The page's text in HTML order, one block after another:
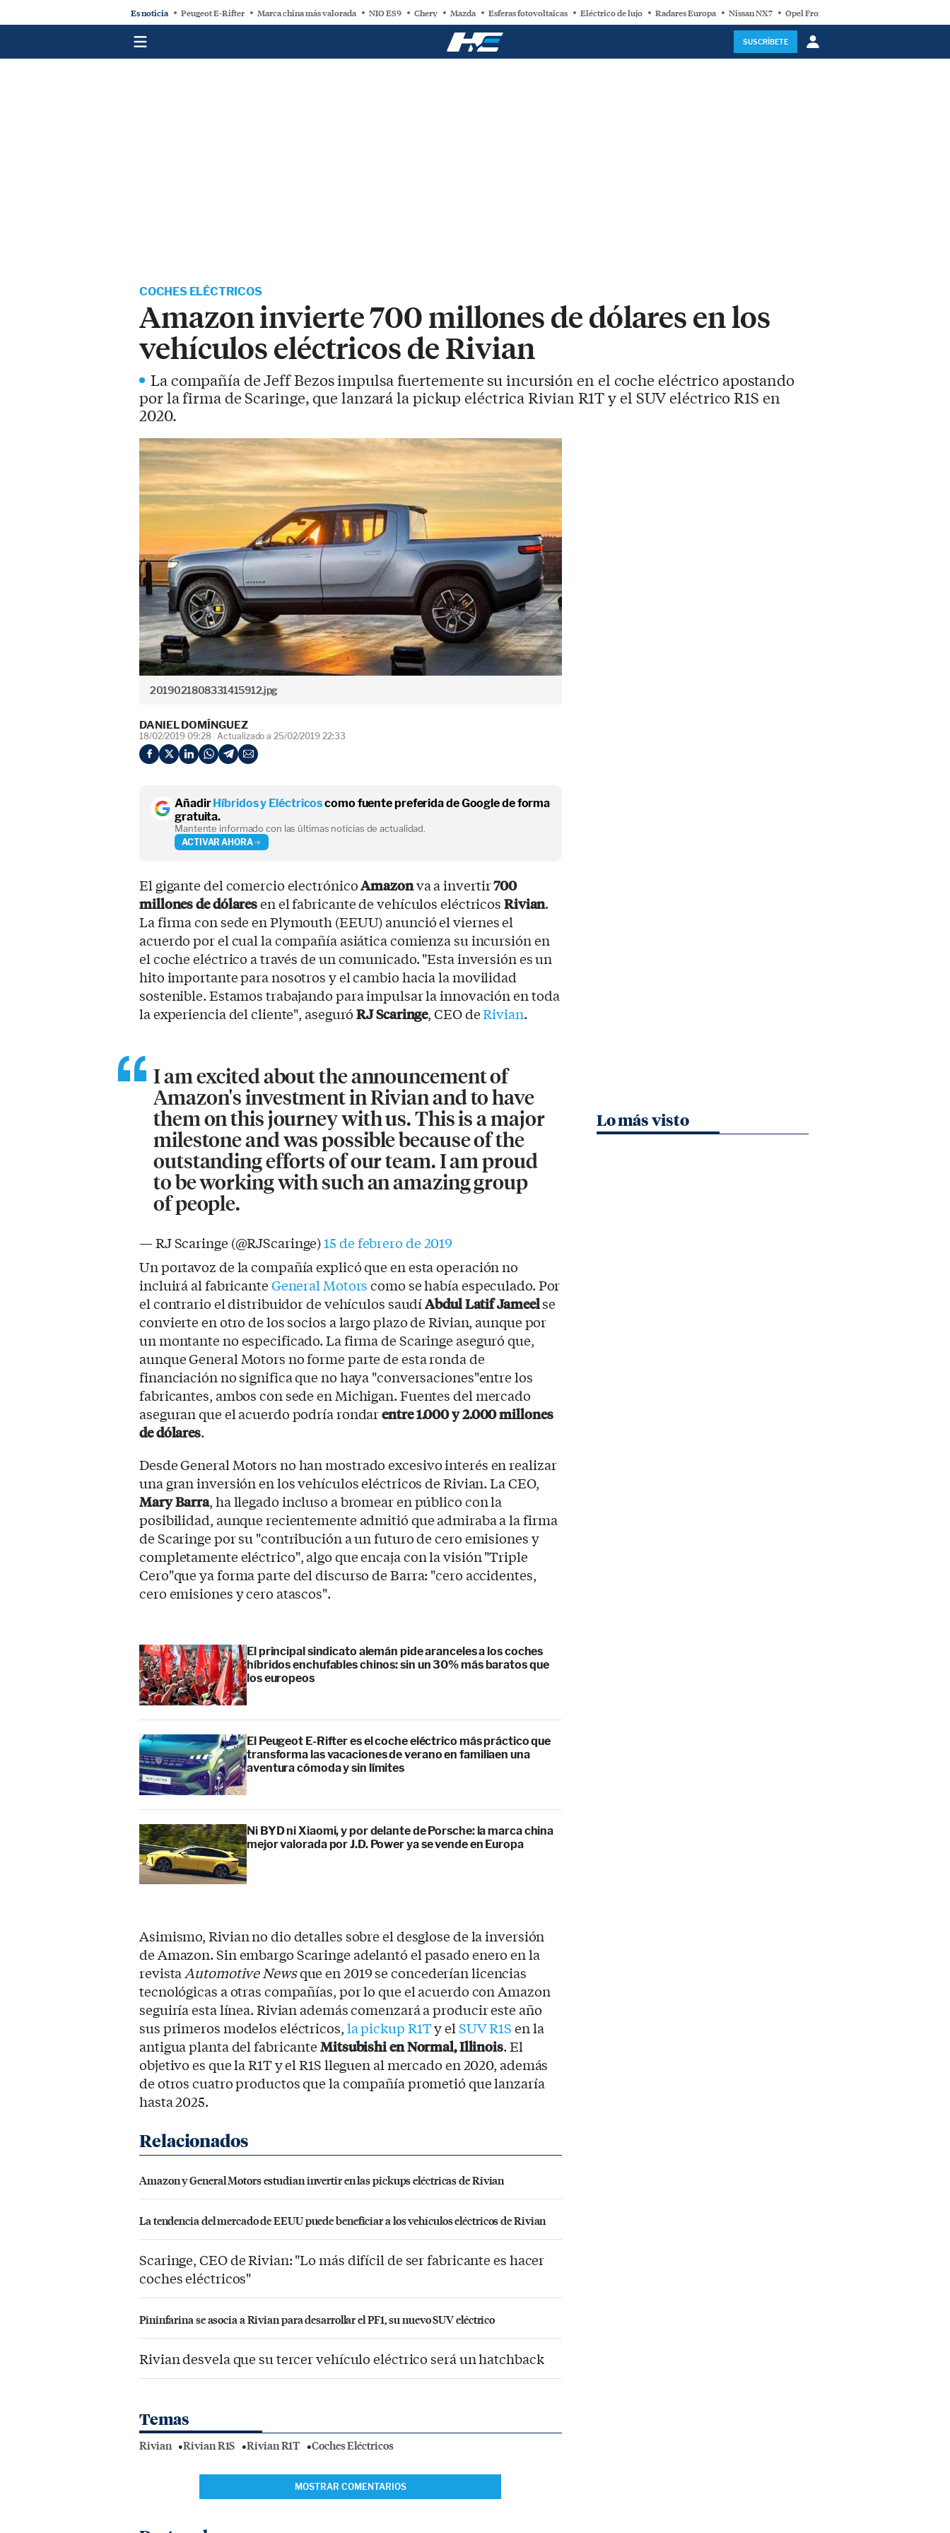
Es noticia Peugeot E-Rifter Marca china más valorada NIO ES9 Chery Mazda Esferas fotovoltaicas Eléctrico de lujo Radares Europa Nissan NX7 Opel Frontera Electric
SUSCRÍBETE
COCHES ELÉCTRICOS
Amazon invierte 700 millones de dólares en los
vehículos eléctricos de Rivian
La compañía de Jeff Bezos impulsa fuertemente su incursión en el coche eléctrico apostando
por la firma de Scaringe, que lanzará la pickup eléctrica Rivian R1T y el SUV eléctrico R1S en
2020.
2019021808331415912.jpg
DANIEL DOMÍNGUEZ
18/02/2019 09:28 Actualizado a 25/02/2019 22:33
AñadirHíbridos y Eléctricoscomo fuente preferida de Google de forma
gratuita.
Mantente informado con las últimas noticias de actualidad.
ACTIVAR AHORA
El gigante del comercio electrónicoAmazonva a invertir700
millones de dólaresen el fabricante de vehículos eléctricosRivian.
La firma con sede en Plymouth (EEUU) anunció el viernes el
acuerdo por el cual la compañía asiática comienza su incursión en
el coche eléctrico a través de un comunicado. "Esta inversión es un
hito importante para nosotros y el cambio hacia la movilidad
sostenible. Estamos trabajando para impulsar la innovación en toda
la experiencia del cliente", aseguróRJ Scaringe, CEO deRivian.
I am excited about the announcement of
Amazon's investment in Rivian and to have
them on this journey with us. This is a major
milestone and was possible because of the
outstanding efforts of our team. I am proud
to be working with such an amazing group
of people.
— RJ Scaringe (@RJScaringe)15 de febrero de 2019
Un portavoz de la compañía explicó que en esta operación no
incluirá al fabricanteGeneral Motorscomo se había especulado. Por
el contrario el distribuidor de vehículos saudíAbdul Latif Jameelse
convierte en otro de los socios a largo plazo de Rivian, aunque por
un montante no especificado. La firma de Scaringe aseguró que,
aunque General Motors no forme parte de esta ronda de
financiación no significa que no haya "conversaciones"entre los
fabricantes, ambos con sede en Michigan. Fuentes del mercado
aseguran que el acuerdo podría rondarentre 1.000 y 2.000 millones
de dólares.
Desde General Motors no han mostrado excesivo interés en realizar
una gran inversión en los vehículos eléctricos de Rivian. La CEO,
Mary Barra, ha llegado incluso a bromear en público con la
posibilidad, aunque recientemente admitió que admiraba a la firma
de Scaringe por su "contribución a un futuro de cero emisiones y
completamente eléctrico", algo que encaja con la visión "Triple
Cero"que ya forma parte del discurso de Barra: "cero accidentes,
cero emisiones y cero atascos".
El principal sindicato alemán pide aranceles a los coches
híbridos enchufables chinos: sin un 30% más baratos que
los europeos
El Peugeot E-Rifter es el coche eléctrico más práctico que
transforma las vacaciones de verano en familiaen una
aventura cómoda y sin límites
Ni BYD ni Xiaomi, y por delante de Porsche: la marca china
mejor valorada por J.D. Power ya se vende en Europa
Asimismo, Rivian no dio detalles sobre el desglose de la inversión
de Amazon. Sin embargo Scaringe adelantó el pasado enero en la
revistaAutomotive Newsque en 2019 se concederían licencias
tecnológicas a otras compañías, por lo que el acuerdo con Amazon
seguiría esta línea. Rivian además comenzará a producir este año
sus primeros modelos eléctricos,la pickup R1Ty elSUV R1Sen la
antigua planta del fabricanteMitsubishi en Normal, Illinois. El
objetivo es que la R1T y el R1S lleguen al mercado en 2020, además
de otros cuatro productos que la compañía prometió que lanzaría
hasta 2025.
Amazon y General Motors estudian invertir en las pickups eléctricas de Rivian
La tendencia del mercado de EEUU puede beneficiar a los vehículos eléctricos de Rivian
Scaringe, CEO de Rivian: "Lo más difícil de ser fabricante es hacer
coches eléctricos"
Pininfarina se asocia a Rivian para desarrollar el PF1, su nuevo SUV eléctrico
Rivian desvela que su tercer vehículo eléctrico será un hatchback
Temas
Rivian Rivian R1S Rivian R1T Coches Eléctricos
MOSTRAR COMENTARIOS
Lo más visto